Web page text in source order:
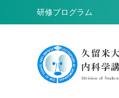
研修プログラム